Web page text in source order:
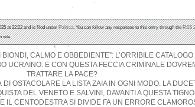
at 22:22 and is filed underPolitica. You can follow any responses to this entry through theRSS
site.
CALMO E OBBEDIENTE”: L’ORRIBILE
UCRAINO. E CON QUESTA FECCIA CRIMINALE
TRATTARE LA PACE?
OSTACOLARE LA LISTA ZAIA IN OGNI MODO. LA
DEL VENETO E SALVINI, DAVANTI A QUESTA
IL CENTODESTRA SI DIVIDE FA UN ERRORE